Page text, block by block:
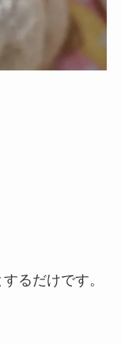
るだけです。